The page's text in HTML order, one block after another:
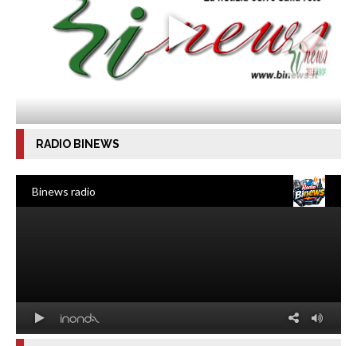
RADIO BINEWS